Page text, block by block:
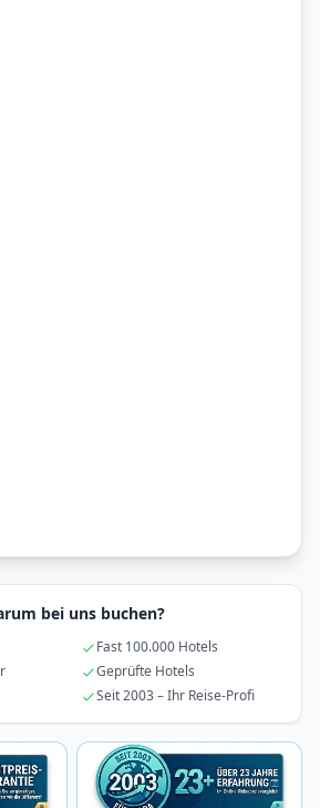
bei uns buchen?
Fast 100.000 Hotels
Geprüfte Hotels
Seit 2003 – Ihr Reise-Profi